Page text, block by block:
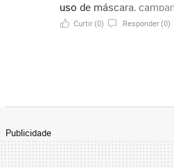
uso de máscara,
aglomeração, pró
Curtir(0) Responder(0)
Publicidade